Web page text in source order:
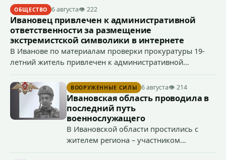
ОБЩЕСТВО 6 августа👁 222
Ивановец привлечен к административной
ответственности за размещение
экстремистской символики в интернете
В Иванове по материалам проверки прокуратуры 19-
летний житель привлечен к административной
демонстрирование символики экстремистской
организации, если эти действия не содержат признаков
уголовно наказуемого деяния) за размещение
экстремистской символики в сети Интернет.
ВООРУЖЕННЫЕ СИЛЫ 6 августа👁 214
Ивановская область проводила в
последний путь
военнослужащего
В Ивановской области простились с
жителем региона – участником